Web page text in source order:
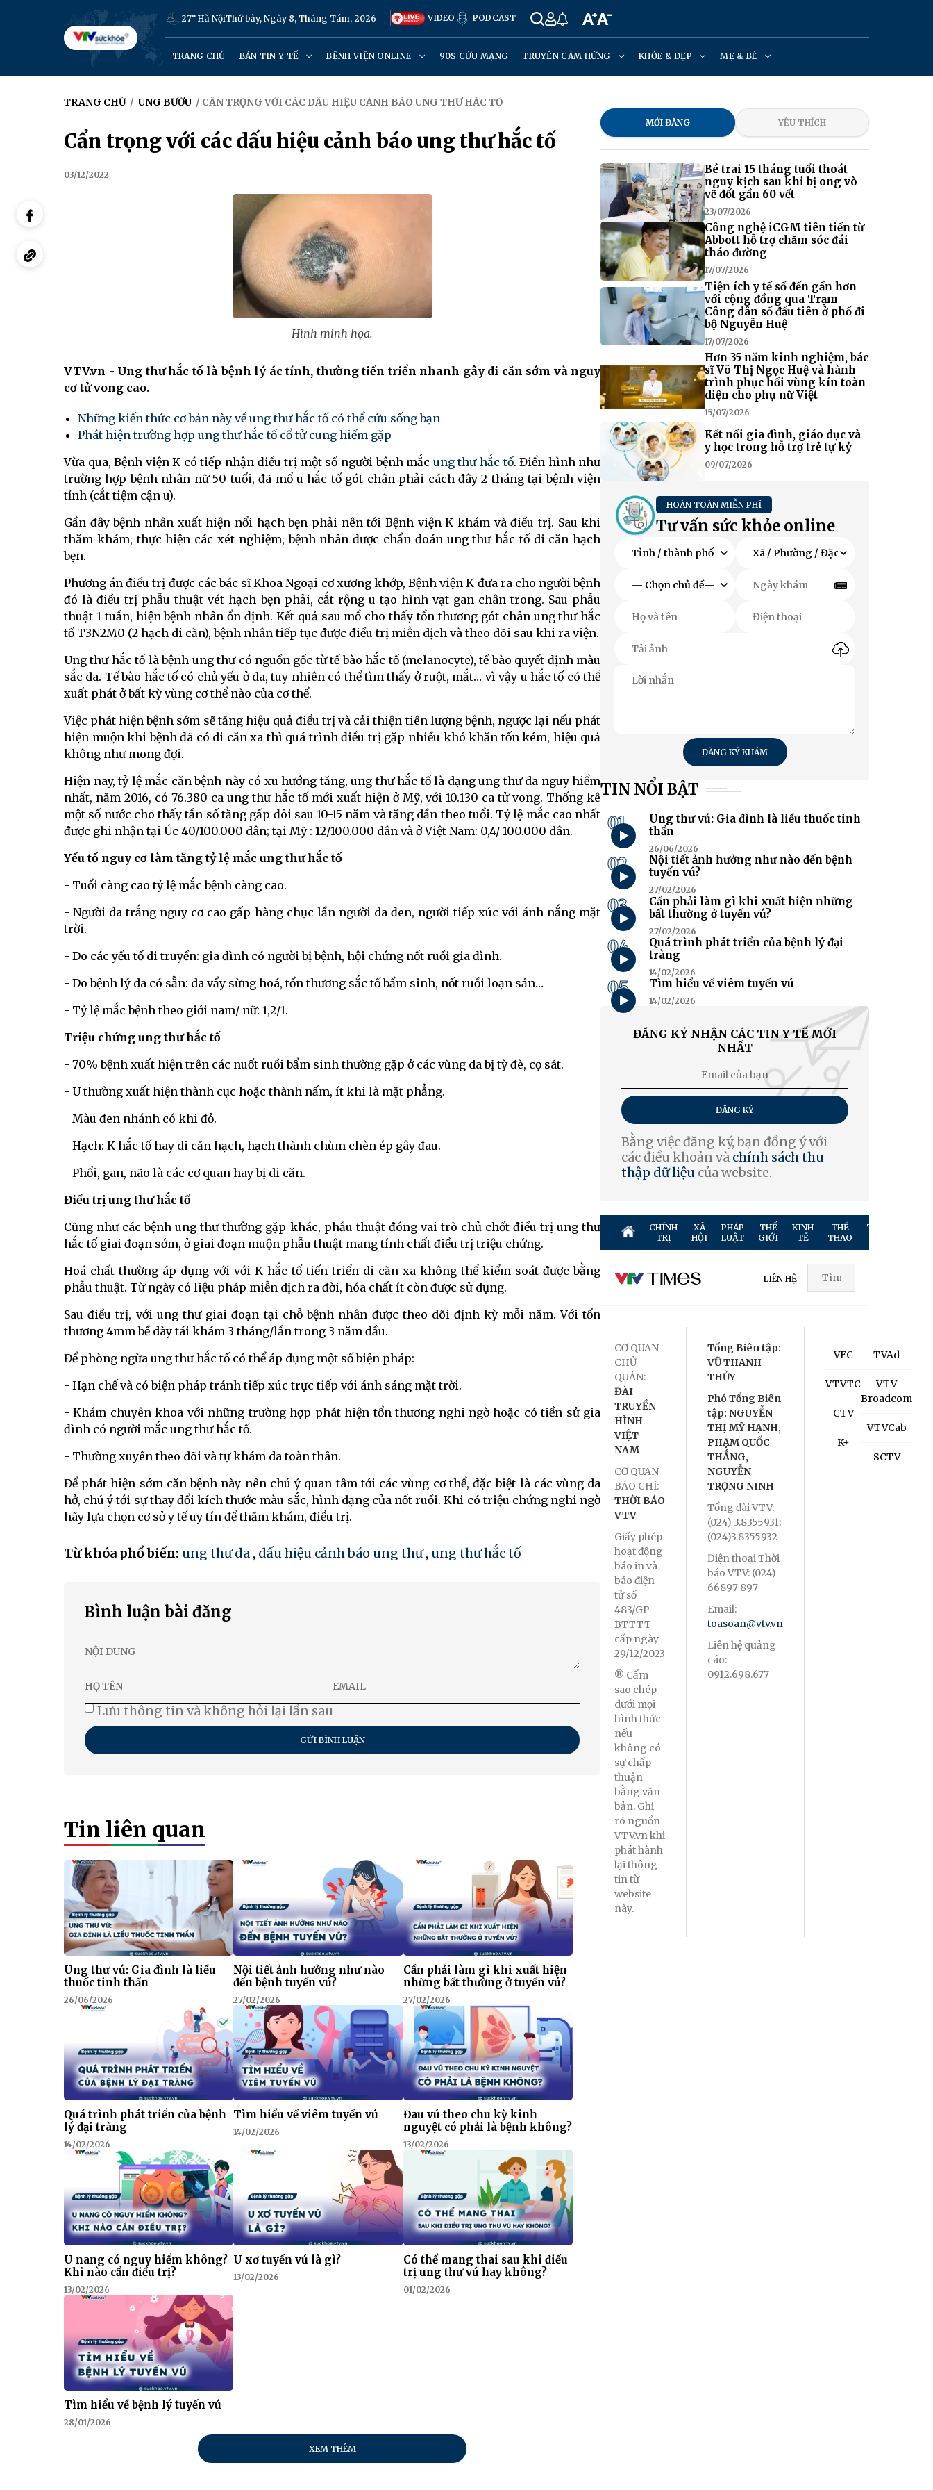
27° Hà NộiThứ bảy, Ngày 8, Tháng Tám, 2026 VIDEO PODCAST
TRANG CHỦ BẢN TIN Y TẾ BỆNH VIỆN ONLINE 90S CỨU MẠNG TRUYỀN CẢM HỨNG KHỎE & ĐẸP MẸ & BÉ
TRANG CHỦ / UNG BƯỚU / CẨN TRỌNG VỚI CÁC DẤU HIỆU CẢNH BÁO UNG THƯ HẮC TỐ
Cẩn trọng với các dấu hiệu cảnh báo ung thư hắc tố
03/12/2022
Hình minh họa.
VTV.vn - Ung thư hắc tố là bệnh lý ác tính, thường tiến triển nhanh gây di căn sớm và nguy
cơ tử vong cao.
Những kiến thức cơ bản này về ung thư hắc tố có thể cứu sống bạn
Phát hiện trường hợp ung thư hắc tố cổ tử cung hiếm gặp
Vừa qua, Bệnh viện K có tiếp nhận điều trị một số người bệnh mắc ung thư hắc tố. Điển hình như
trường hợp bệnh nhân nữ 50 tuổi, đã mổ u hắc tố gót chân phải cách đây 2 tháng tại bệnh viện
tỉnh (cắt tiệm cận u).
Gần đây bệnh nhân xuất hiện nổi hạch bẹn phải nên tới Bệnh viện K khám và điều trị. Sau khi
thăm khám, thực hiện các xét nghiệm, bệnh nhân được chẩn đoán ung thư hắc tố di căn hạch
bẹn.
Phương án điều trị được các bác sĩ Khoa Ngoại cơ xương khớp, Bệnh viện K đưa ra cho người bệnh
đó là điều trị phẫu thuật vét hạch bẹn phải, cắt rộng u tạo hình vạt gan chân trong. Sau phẫu
thuật 1 tuần, hiện bệnh nhân ổn định. Kết quả sau mổ cho thấy tổn thương gót chân ung thư hắc
tố T3N2M0 (2 hạch di căn), bệnh nhân tiếp tục được điều trị miễn dịch và theo dõi sau khi ra viện.
Ung thư hắc tố là bệnh ung thư có nguồn gốc từ tế bào hắc tố (melanocyte), tế bào quyết định màu
sắc da. Tế bào hắc tố có chủ yếu ở da, tuy nhiên có thể tìm thấy ở ruột, mắt… vì vậy u hắc tố có thể
xuất phát ở bất kỳ vùng cơ thể nào của cơ thể.
Việc phát hiện bệnh sớm sẽ tăng hiệu quả điều trị và cải thiện tiên lượng bệnh, ngược lại nếu phát
hiện muộn khi bệnh đã có di căn xa thì quá trình điều trị gặp nhiều khó khăn tốn kém, hiệu quả
không như mong đợi.
Hiện nay, tỷ lệ mắc căn bệnh này có xu hướng tăng, ung thư hắc tố là dạng ung thư da nguy hiểm
nhất, năm 2016, có 76.380 ca ung thư hắc tố mới xuất hiện ở Mỹ, với 10.130 ca tử vong. Thống kê
một số nước cho thấy tần số tăng gấp đôi sau 10-15 năm và tăng dần theo tuổi. Tỷ lệ mắc cao nhất
được ghi nhận tại Úc 40/100.000 dân; tại Mỹ : 12/100.000 dân và ở Việt Nam: 0,4/ 100.000 dân.
Yếu tố nguy cơ làm tăng tỷ lệ mắc ung thư hắc tố
- Tuổi càng cao tỷ lệ mắc bệnh càng cao.
- Người da trắng nguy cơ cao gấp hàng chục lần người da đen, người tiếp xúc với ánh nắng mặt
trời.
- Do các yếu tố di truyền: gia đình có người bị bệnh, hội chứng nốt ruồi gia đình.
- Do bệnh lý da có sẵn: da vẩy sừng hoá, tổn thương sắc tố bẩm sinh, nốt ruồi loạn sản…
- Tỷ lệ mắc bệnh theo giới nam/ nữ: 1,2/1.
Triệu chứng ung thư hắc tố
- 70% bệnh xuất hiện trên các nuốt ruồi bẩm sinh thường gặp ở các vùng da bị tỳ đè, cọ sát.
- U thường xuất hiện thành cục hoặc thành nấm, ít khi là mặt phẳng.
- Màu đen nhánh có khi đỏ.
- Hạch: K hắc tố hay di căn hạch, hạch thành chùm chèn ép gây đau.
- Phổi, gan, não là các cơ quan hay bị di căn.
Điều trị ung thư hắc tố
Cũng như các bệnh ung thư thường gặp khác, phẫu thuật đóng vai trò chủ chốt điều trị ung thư
hắc tố giai đoạn sớm, ở giai đoạn muộn phẫu thuật mang tính chất điều trị triệu chứng.
Hoá chất thường áp dụng với với K hắc tố tiến triển di căn xa không thể kiểm soát được bằng
phẫu thuật. Từ ngày có liệu pháp miễn dịch ra đời, hóa chất ít còn được sử dụng.
Sau điều trị, với ung thư giai đoạn tại chỗ bệnh nhân được theo dõi định kỳ mỗi năm. Với tổn
thương 4mm bề dày tái khám 3 tháng/lần trong 3 năm đầu.
Để phòng ngừa ung thư hắc tố có thể áp dụng một số biện pháp:
- Hạn chế và có biện pháp tránh tiếp xúc trực tiếp với ánh sáng mặt trời.
- Khám chuyên khoa với những trường hợp phát hiện tổn thương nghi ngờ hoặc có tiền sử gia
đình có người mắc ung thư hắc tố.
- Thường xuyên theo dõi và tự khám da toàn thân.
Để phát hiện sớm căn bệnh này nên chú ý quan tâm tới các vùng cơ thể, đặc biệt là các vùng da
hở, chú ý tới sự thay đổi kích thước màu sắc, hình dạng của nốt ruồi. Khi có triệu chứng nghi ngờ
hãy lựa chọn cơ sở y tế uy tín để thăm khám, điều trị.
Từ khóa phổ biến: ung thư da , dấu hiệu cảnh báo ung thư, ung thư hắc tố
Bình luận bài đăng
Lưu thông tin và không hỏi lại lần sau
GỬI BÌNH LUẬN
Tin liên quan
Ung thư vú: Gia đình là liều
thuốc tinh thần
26/06/2026
Nội tiết ảnh hưởng như nào
đến bệnh tuyến vú?
27/02/2026
Cần phải làm gì khi xuất hiện
những bất thường ở tuyến vú?
27/02/2026
Quá trình phát triển của bệnh
lý đại tràng
14/02/2026
Tìm hiểu về viêm tuyến vú
14/02/2026
Đau vú theo chu kỳ kinh
nguyệt có phải là bệnh không?
13/02/2026
U nang có nguy hiểm không?
Khi nào cần điều trị?
13/02/2026
U xơ tuyến vú là gì?
13/02/2026
Có thể mang thai sau khi điều
trị ung thư vú hay không?
01/02/2026
Tìm hiểu về bệnh lý tuyến vú
28/01/2026
XEM THÊM
MỚI ĐĂNG YÊU THÍCH
Bé trai 15 tháng tuổi thoát
nguy kịch sau khi bị ong vò
vẽ đốt gần 60 vết
23/07/2026
Công nghệ iCGM tiên tiến từ
Abbott hỗ trợ chăm sóc đái
tháo đường
17/07/2026
Tiện ích y tế số đến gần hơn
với cộng đồng qua Trạm
Công dân số đầu tiên ở phố đi
bộ Nguyễn Huệ
17/07/2026
Hơn 35 năm kinh nghiệm, bác
sĩ Võ Thị Ngọc Huệ và hành
trình phục hồi vùng kín toàn
diện cho phụ nữ Việt
15/07/2026
Kết nối gia đình, giáo dục và
y học trong hỗ trợ trẻ tự kỷ
09/07/2026
HOÀN TOÀN MIỄN PHÍ
Tư vấn sức khỏe online
ĐĂNG KÝ KHÁM
TIN NỔI BẬT
01
Ung thư vú: Gia đình là liều thuốc tinh
thần
26/06/2026
02
Nội tiết ảnh hưởng như nào đến bệnh
tuyến vú?
27/02/2026
03
Cần phải làm gì khi xuất hiện những
bất thường ở tuyến vú?
27/02/2026
04
Quá trình phát triển của bệnh lý đại
tràng
14/02/2026
05 Tìm hiểu về viêm tuyến vú
14/02/2026
ĐĂNG KÝ NHẬN CÁC TIN Y TẾ MỚI
NHẤT
ĐĂNG KÝ
Bằng việc đăng ký, bạn đồng ý với
các điều khoản và chính sách thu
thập dữ liệu của website.
CHÍNH
TRỊ
XÃ
HỘI
PHÁP
LUẬT
THẾ
GIỚI
KINH
TẾ
THỂ
THAO
TRUYỀN
LIÊN HỆ
CƠ QUAN
CHỦ
QUẢN:
ĐÀI
TRUYỀN
HÌNH
VIỆT
NAM
CƠ QUAN
BÁO CHÍ:
THỜI BÁO
VTV
Giấy phép
hoạt động
báo in và
báo điện
tử số
483/GP-
BTTTT
cấp ngày
29/12/2023
® Cấm
sao chép
dưới mọi
hình thức
nếu
không có
sự chấp
thuận
bằng văn
bản. Ghi
rõ nguồn
VTV.vn khi
phát hành
lại thông
tin từ
website
này.
Tổng Biên tập:
VŨ THANH
THỦY
Phó Tổng Biên
tập: NGUYỄN
THỊ MỸ HẠNH,
PHẠM QUỐC
THẮNG,
NGUYỄN
TRỌNG NINH
Tổng đài VTV:
(024) 3.8355931;
(024)3.8355932
Điện thoại Thời
báo VTV: (024)
66897 897
Email:
toasoan@vtv.vn
Liên hệ quảng
cáo:
0912.698.677
VFC
VTVTC
CTV
K+
TVAd
VTV
Broadcom
VTVCab
SCTV